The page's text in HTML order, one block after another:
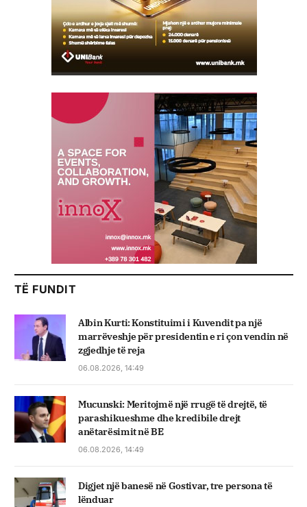
TË FUNDIT
Albin Kurti: Konstituimi i Kuvendit pa një
marrëveshje për presidentin e ri çon vendin në
zgjedhje të reja
06.08.2026, 14:49
Mucunski: Meritojmë një rrugë të drejtë, të
parashikueshme dhe kredibile drejt
anëtarësimit në BE
06.08.2026, 14:49
Digjet një banesë në Gostivar, tre persona të
lënduar